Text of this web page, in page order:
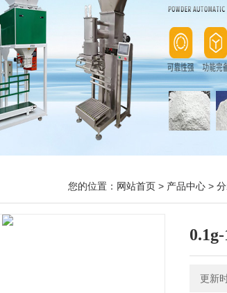
您的位置： 网站首页 > 产品中心 >
更新